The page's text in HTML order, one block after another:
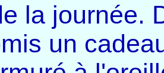
la journée.
un